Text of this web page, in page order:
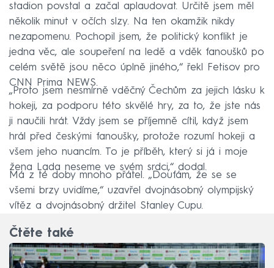
stadion povstal a začal aplaudovat. Určitě jsem měl
několik minut v očích slzy. Na ten okamžik nikdy
nezapomenu. Pochopil jsem, že politický konflikt je
jedna věc, ale soupeření na ledě a vděk fanoušků po
celém světě jsou něco úplně jiného,“ řekl Fetisov pro
CNN Prima NEWS.
„Proto jsem nesmírně vděčný Čechům za jejich lásku k
hokeji, za podporu této skvělé hry, za to, že jste nás
ji naučili hrát. Vždy jsem se příjemně cítil, když jsem
hrál před českými fanoušky, protože rozumí hokeji a
všem jeho nuancím. To je příběh, který si já i moje
žena Lada neseme ve svém srdci,“ dodal.
Má z té doby mnoho přátel. „Doufám, že se se
všemi brzy uvidíme,“ uzavřel dvojnásobný olympijský
vítěz a dvojnásobný držitel Stanley Cupu.
Čtěte také